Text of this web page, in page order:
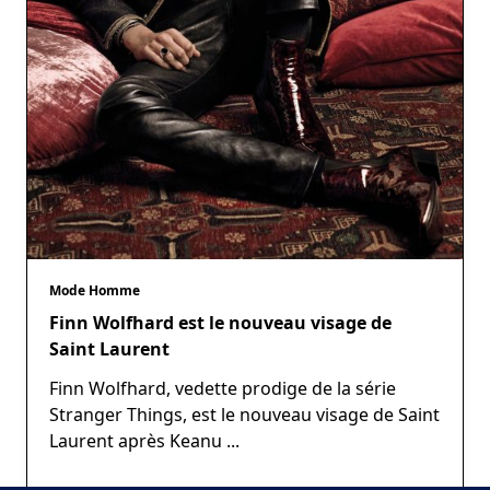
Mode Homme
Finn Wolfhard est le nouveau visage de
Saint Laurent
Finn Wolfhard, vedette prodige de la série
Stranger Things, est le nouveau visage de Saint
Laurent après Keanu ...